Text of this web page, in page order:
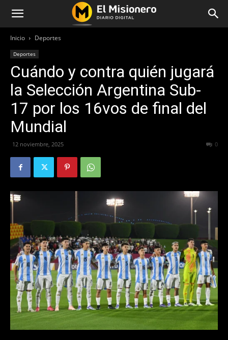
Inicio Deportes
Deportes
Cuándo y contra quién jugará
la Selección Argentina Sub-
17 por los 16vos de final del
Mundial
12 noviembre, 2025 0